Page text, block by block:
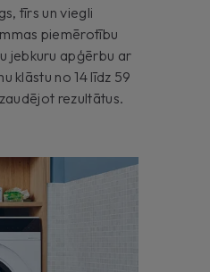
tīrs un viegli
piemērotību
jebkuru apģērbu ar
klāstu no 14 līdz 59
rezultātus.